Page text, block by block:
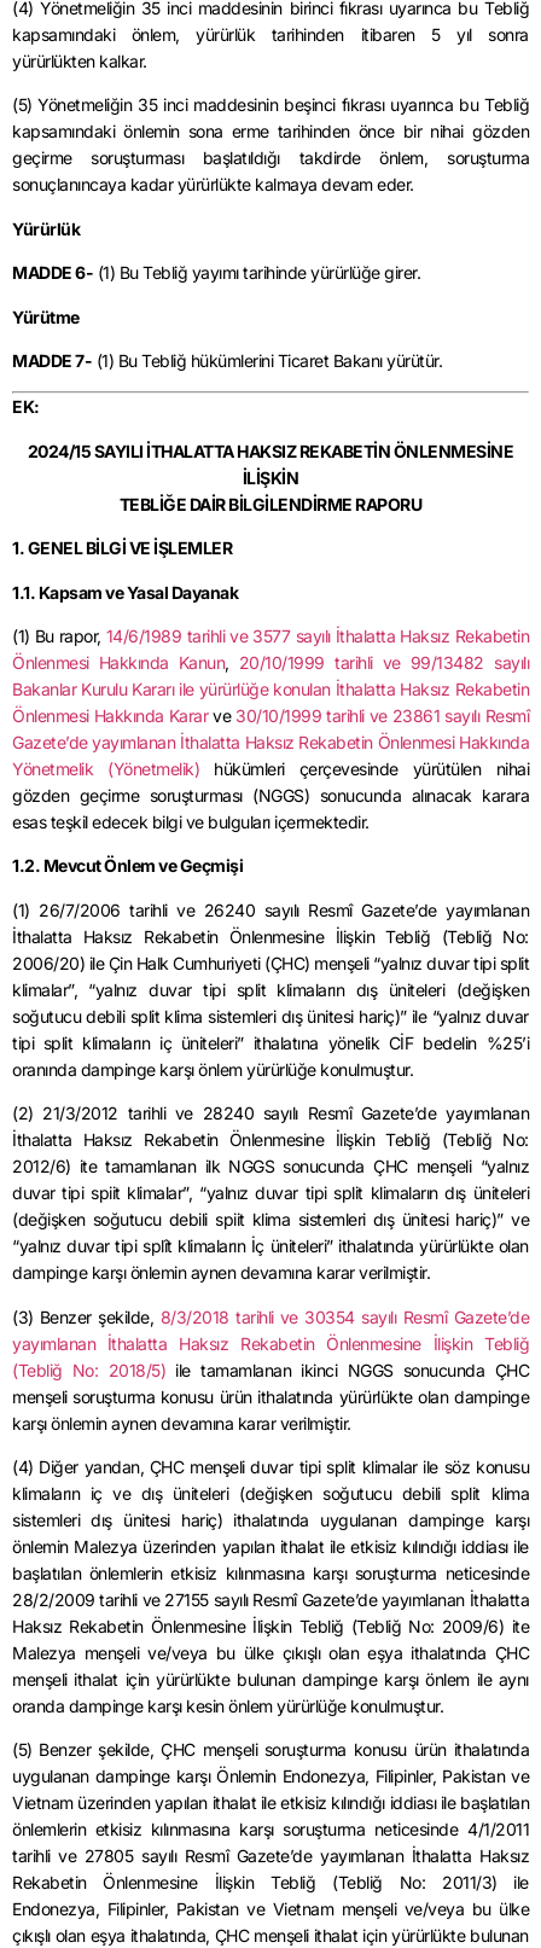
(4) Yönetmeliğin 35 inci maddesinin birinci fıkrası uyarınca bu Tebliğ
kapsamındaki önlem, yürürlük tarihinden itibaren 5 yıl sonra
yürürlükten kalkar.
(5) Yönetmeliğin 35 inci maddesinin beşinci fıkrası uyarınca bu Tebliğ
kapsamındaki önlemin sona erme tarihinden önce bir nihai gözden
geçirme soruşturması başlatıldığı takdirde önlem, soruşturma
sonuçlanıncaya kadar yürürlükte kalmaya devam eder.
Yürürlük
MADDE 6- (1) Bu Tebliğ yayımı tarihinde yürürlüğe girer.
Yürütme
MADDE 7- (1) Bu Tebliğ hükümlerini Ticaret Bakanı yürütür.
EK:
2024/15 SAYILI İTHALATTA HAKSIZ REKABETİN ÖNLENMESİNE
İLİŞKİN
TEBLİĞE DAİR BİLGİLENDİRME RAPORU
1. GENEL BİLGİ VE İŞLEMLER
1.1. Kapsam ve Yasal Dayanak
(1) Bu rapor, 14/6/1989 tarihli ve 3577 sayılı İthalatta Haksız Rekabetin
Önlenmesi Hakkında Kanun, 20/10/1999 tarihli ve 99/13482 sayılı
Bakanlar Kurulu Kararı ile yürürlüğe konulan İthalatta Haksız Rekabetin
Önlenmesi Hakkında Kararve 30/10/1999 tarihli ve 23861 sayılı Resmî
Gazete’de yayımlanan İthalatta Haksız Rekabetin Önlenmesi Hakkında
Yönetmelik (Yönetmelik) hükümleri çerçevesinde yürütülen nihai
gözden geçirme soruşturması (NGGS) sonucunda alınacak karara
esas teşkil edecek bilgi ve bulguları içermektedir.
1.2. Mevcut Önlem ve Geçmişi
(1) 26/7/2006 tarihli ve 26240 sayılı Resmî Gazete’de yayımlanan
İthalatta Haksız Rekabetin Önlenmesine İlişkin Tebliğ (Tebliğ No:
2006/20) ile Çin Halk Cumhuriyeti (ÇHC) menşeli “yalnız duvar tipi split
klimalar”, “yalnız duvar tipi split klimaların dış üniteleri (değişken
soğutucu debili split klima sistemleri dış ünitesi hariç)” ile “yalnız duvar
tipi split klimaların iç üniteleri” ithalatına yönelik CİF bedelin %25’i
oranında dampinge karşı önlem yürürlüğe konulmuştur.
(2) 21/3/2012 tarihli ve 28240 sayılı Resmî Gazete’de yayımlanan
İthalatta Haksız Rekabetin Önlenmesine İlişkin Tebliğ (Tebliğ No:
2012/6) ite tamamlanan ilk NGGS sonucunda ÇHC menşeli “yalnız
duvar tipi spiit klimalar”, “yalnız duvar tipi split klimaların dış üniteleri
(değişken soğutucu debili spiit klima sistemleri dış ünitesi hariç)” ve
“yalnız duvar tipi splît klimaların İç üniteleri” ithalatında yürürlükte olan
dampinge karşı önlemin aynen devamına karar verilmiştir.
(3) Benzer şekilde, 8/3/2018 tarihli ve 30354 sayılı Resmî Gazete’de
yayımlanan İthalatta Haksız Rekabetin Önlenmesine İlişkin Tebliğ
(Tebliğ No: 2018/5) ile tamamlanan ikinci NGGS sonucunda ÇHC
menşeli soruşturma konusu ürün ithalatında yürürlükte olan dampinge
karşı önlemin aynen devamına karar verilmiştir.
(4) Diğer yandan, ÇHC menşeli duvar tipi split klimalar ile söz konusu
klimaların iç ve dış üniteleri (değişken soğutucu debili split klima
sistemleri dış ünitesi hariç) ithalatında uygulanan dampinge karşı
önlemin Malezya üzerinden yapılan ithalat ile etkisiz kılındığı iddiası ile
başlatılan önlemlerin etkisiz kılınmasına karşı soruşturma neticesinde
28/2/2009 tarihli ve 27155 sayılı Resmî Gazete’de yayımlanan İthalatta
Haksız Rekabetin Önlenmesine İlişkin Tebliğ (Tebliğ No: 2009/6) ite
Malezya menşeli ve/veya bu ülke çıkışlı olan eşya ithalatında ÇHC
menşeli ithalat için yürürlükte bulunan dampinge karşı önlem ile aynı
oranda dampinge karşı kesin önlem yürürlüğe konulmuştur.
(5) Benzer şekilde, ÇHC menşeli soruşturma konusu ürün ithalatında
uygulanan dampinge karşı Önlemin Endonezya, Filipinler, Pakistan ve
Vietnam üzerinden yapılan ithalat ile etkisiz kılındığı iddiası ile başlatılan
önlemlerin etkisiz kılınmasına karşı soruşturma neticesinde 4/1/2011
tarihli ve 27805 sayılı Resmî Gazete’de yayımlanan İthalatta Haksız
Rekabetin Önlenmesine İlişkin Tebliğ (Tebliğ No: 2011/3) ile
Endonezya, Filipinler, Pakistan ve Vietnam menşeli ve/veya bu ülke
çıkışlı olan eşya ithalatında, ÇHC menşeli ithalat için yürürlükte bulunan